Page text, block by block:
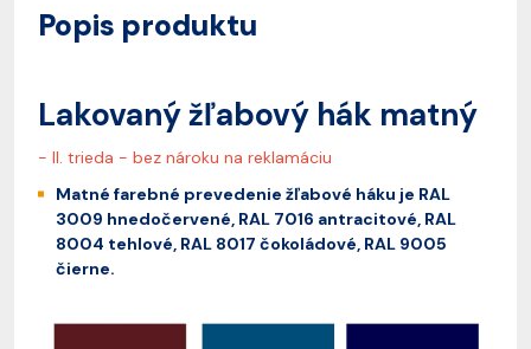
Popis produktu
Lakovaný žľabový hák matný
- II. trieda - bez nároku na reklamáciu
Matné farebné prevedenie žľabové háku je RAL
3009 hnedočervené, RAL 7016 antracitové, RAL
8004 tehlové, RAL 8017 čokoládové, RAL 9005
čierne.